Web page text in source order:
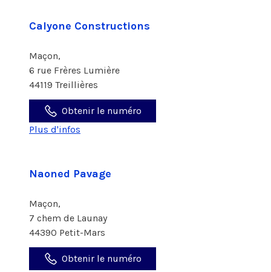
Calyone Constructions
Maçon,
6 rue Frères Lumière
44119 Treillières
Obtenir le numéro
Plus d'infos
Naoned Pavage
Maçon,
7 chem de Launay
44390 Petit-Mars
Obtenir le numéro